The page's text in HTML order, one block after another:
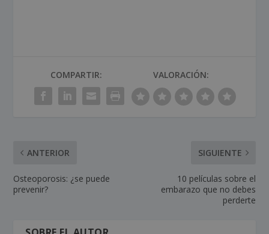
COMPARTIR: VALORACIÓN:
ANTERIOR
Osteoporosis: ¿se puede
prevenir?
SIGUIENTE
10 películas sobre el
embarazo que no debes
perderte